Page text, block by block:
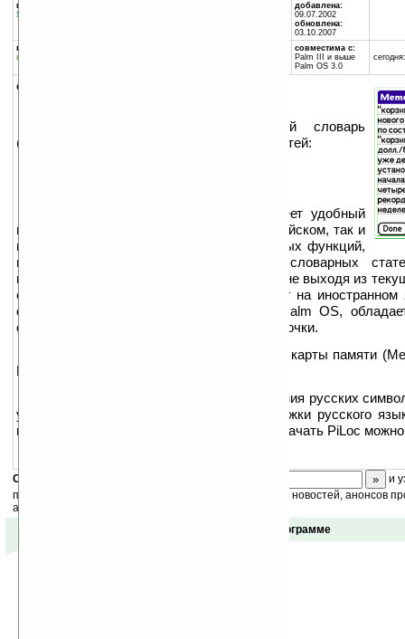
группы программы:
Языки
добавлена:
09.07.2002
обновлена:
03.10.2007
программа:
шареварная
совместима с:
Palm III и выше
Palm OS 3.0
описание:
Двунаправленный русско-английский словарь
(Классик) содержит 10 3788 словарных статей:
Программная оболочка словаря имеет удобный
пользовательский интерфейс (как на английском, так и
на русском языке) со множеством полезных функций,
включая возможность редактирования словарных
модуль», позволяющий переводить слова не выходя из
очень удобно, к примеру, при чтении книг на
словаря специально адаптирована под Palm OS,
сжатия без потерь в скорости работы оболочки.
Словарь поддерживает установку на карты памяти
Flash, Secure Digital, MMC).
Внимание: для корректного отображения русских
установки на устройство системы поддержки русского
использовать PiLoc версии 2.22 и выше. Скачать PiLoc
Скоро
и
получайте ежедневный или еженедельный дайджест новостей, анонсов
акций сайта на ваш почтовый ящик.
Отзывы о программе